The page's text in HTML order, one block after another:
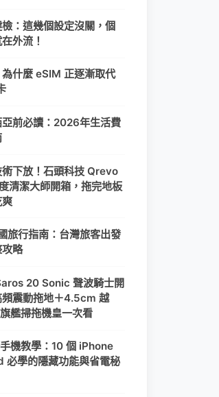
：這幾個設定沒關，個
外流！
什麼 eSIM 正逐漸取代
前必讀：2026年生活費
下放！石頭科技 Qrevo
清潔大師開箱，拖完地板
旅行指南：台灣旅客出發
略
20 Sonic 聲波騎士開
頻震動拖地＋4.5cm 越
艦掃拖機皇一次看
機教學：10 個 iPhone
必學的隱藏功能與省電秘